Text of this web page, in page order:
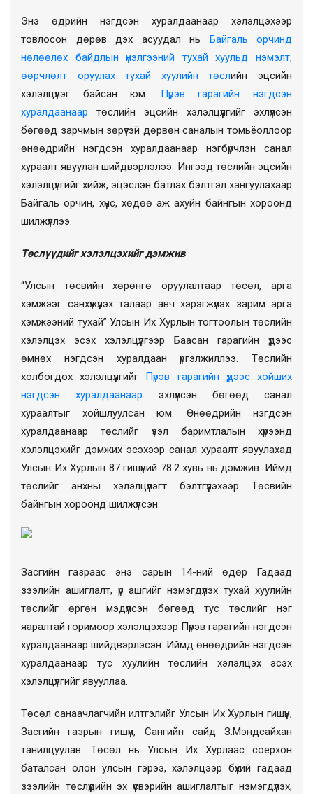
Энэ өдрийн нэгдсэн хуралдаанаар хэлэлцэхээр
товлосон дөрөв дэх асуудал нь Байгаль орчинд
нөлөөлөх байдлын үнэлгээний тухай хуульд нэмэлт,
өөрчлөлт оруулах тухай хуулийн төслийн эцсийн
хэлэлцүүлэг байсан юм. Пүрэв гарагийн нэгдсэн
хуралдаанаар төслийн эцсийн хэлэлцүүлгийг эхлүүлсэн
бөгөөд зарчмын зөрүүтэй дөрвөн саналын томьёоллоор
өнөөдрийн нэгдсэн хуралдаанаар нэгбүрчлэн санал
хураалт явуулан шийдвэрлэлээ. Ингээд төслийн эцсийн
хэлэлцүүлгийг хийж, эцэслэн батлах бэлтгэл хангуулахаар
Байгаль орчин, хүнс, хөдөө аж ахуйн байнгын хороонд
шилжүүллээ.
Төслүүдийг хэлэлцэхийг дэмжив
“Улсын төсвийн хөрөнгө оруулалтаар төсөл, арга
хэмжээг санхүүжүүлэх талаар авч хэрэгжүүлэх зарим арга
хэмжээний тухай” Улсын Их Хурлын тогтоолын төслийн
хэлэлцэх эсэх хэлэлцүүлгээр Баасан гарагийн үдээс
өмнөх нэгдсэн хуралдаан үргэлжиллээ. Төслийн
холбогдох хэлэлцүүлгийг Пүрэв гарагийн үдээс хойших
нэгдсэн хуралдаанаар эхлүүлсэн бөгөөд санал
хураалтыг хойшлуулсан юм. Өнөөдрийн нэгдсэн
хуралдаанаар төслийг үзэл баримтлалын хүрээнд
хэлэлцэхийг дэмжих эсэхээр санал хураалт явуулахад
Улсын Их Хурлын 87 гишүүний 78.2 хувь нь дэмжив. Иймд
төслийг анхны хэлэлцүүлэгт бэлтгүүлэхээр Төсвийн
байнгын хороонд шилжүүлсэн.
Засгийн газраас энэ сарын 14-ний өдөр Гадаад
зээлийн ашиглалт, үр ашгийг нэмэгдүүлэх тухай хуулийн
төслийг өргөн мэдүүлсэн бөгөөд тус төслийг нэг
яаралтай горимоор хэлэлцэхээр Пүрэв гарагийн нэгдсэн
хуралдаанаар шийдвэрлэсэн. Иймд өнөөдрийн нэгдсэн
хуралдаанаар тус хуулийн төслийн хэлэлцэх эсэх
хэлэлцүүлгийг явууллаа.
Төсөл санаачлагчийн илтгэлийг Улсын Их Хурлын гишүүн,
Засгийн газрын гишүүн, Сангийн сайд З.Мэндсайхан
танилцуулав. Төсөл нь Улсын Их Хурлаас соёрхон
баталсан олон улсын гэрээ, хэлэлцээр бүхий гадаад
зээлийн төслүүдийн эх үүсвэрийн ашиглалтыг нэмэгдүүлэх,